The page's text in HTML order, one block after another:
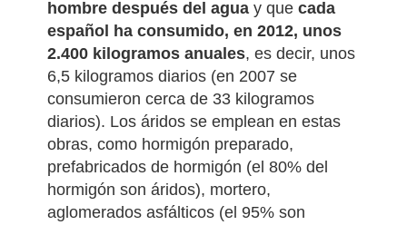
hombre después del agua y quecada
español ha consumido, en 2012, unos
2.400 kilogramos anuales, es decir, unos
6,5 kilogramos diarios (en 2007 se
consumieron cerca de 33 kilogramos
diarios). Los áridos se emplean en estas
obras, como hormigón preparado,
prefabricados de hormigón (el 80% del
hormigón son áridos), mortero,
aglomerados asfálticos (el 95% son